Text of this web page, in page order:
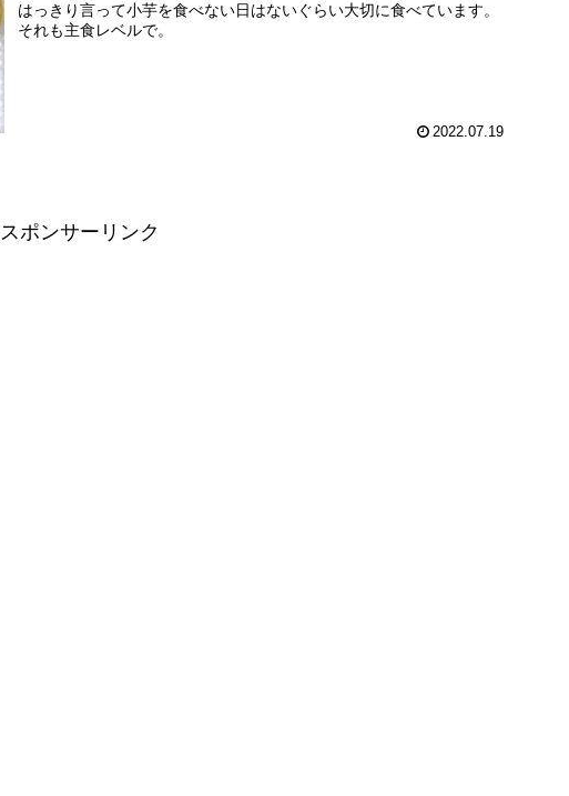
はっきり言って小芋を食べない日はないぐらい大切に食べています。
それも主食レベルで。
2022.07.19
スポンサーリンク